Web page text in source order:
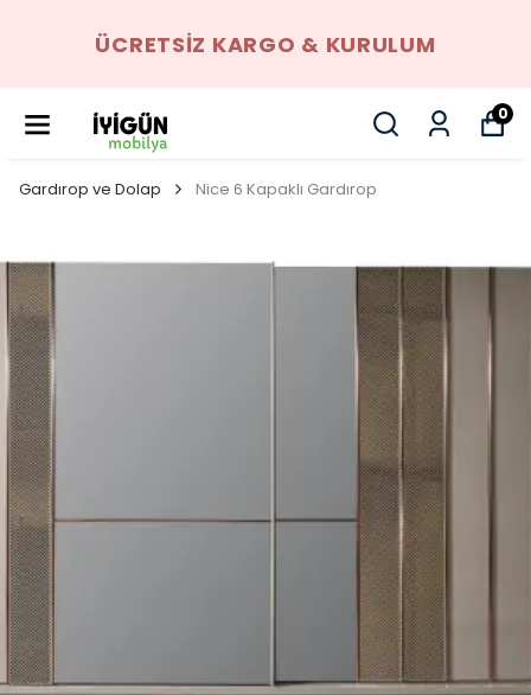
ÜCRETSIZ KARGO & KURULUM
0
Gardırop ve Dolap Nice 6 Kapaklı Gardırop